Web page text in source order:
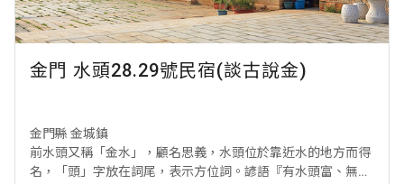
金門 水頭28.29號民宿(談古說金)
金門縣 金城鎮
前水頭又稱「金水」，顧名思義，水頭位於靠近水的地方而得
名，「頭」字放在詞尾，表示方位詞。諺語『有水頭富、無水